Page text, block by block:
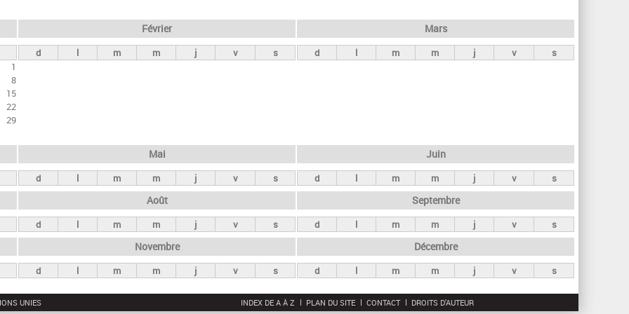
r
c
1
8
15
22
29
Février
d l m m j v s
Mars
d l m m j v s
Mai
d l m m j v s
Juin
d l m m j v s
Août
d l m m j v s
Septembre
d l m m j v s
Novembre
d l m m j v s
Décembre
d l m m j v s
UNIES INDEX DE A À Z PLAN DU SITE CONTACT DROITS D'AUTEUR